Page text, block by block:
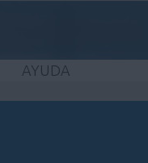
AYUDA